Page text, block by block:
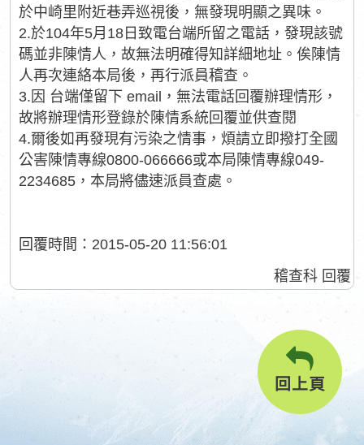
於中崎里附近巷弄巡視後，無發現明顯之異味。
2.於104年5月18日致電台端所留之電話，發現該號
碼並非陳情人，故無法明確得知詳細地址。俟陳情
人再次連絡本局後，再行派員稽查。
3.因 台端僅留下 email，無法電話回覆辦理情形，
故將辦理情形登錄於陳情系統回覆並供查閱
4.爾後如再發現有污染之情事，煩請立即撥打全國
公害陳情專線0800-066666或本局陳情專線049-
2234685，本局將儘速派員查處。
回覆時間：2015-05-20 11:56:01
稽查科 回覆
回上頁